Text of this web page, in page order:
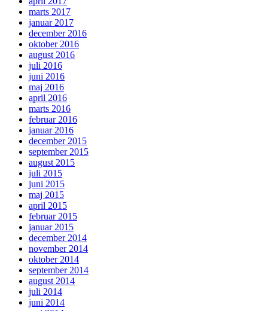
marts 2017
januar 2017
december 2016
oktober 2016
august 2016
juli 2016
juni 2016
maj 2016
april 2016
marts 2016
februar 2016
januar 2016
december 2015
september 2015
august 2015
juli 2015
juni 2015
maj 2015
april 2015
februar 2015
januar 2015
december 2014
november 2014
oktober 2014
september 2014
august 2014
juli 2014
juni 2014